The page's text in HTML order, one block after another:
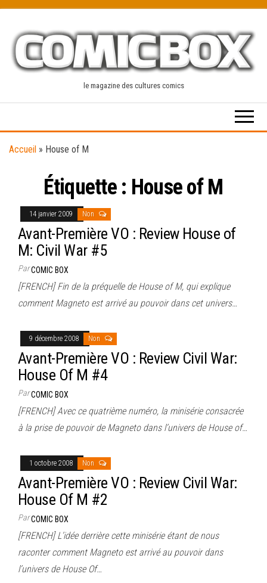
content
le magazine des cultures comics
Accueil » House of M
Étiquette : House of M
14 janvier 2009 Non
Avant-Première VO : Review House of
M: Civil War #5
ParCOMIC BOX
[FRENCH] Fin de la préquelle de House of M, qui explique
comment Magneto est arrivé au pouvoir dans cet univers…
9 décembre 2008 Non
Avant-Première VO : Review Civil War:
House Of M #4
ParCOMIC BOX
[FRENCH] Avec ce quatrième numéro, la minisérie consacrée
à la prise de pouvoir de Magneto dans l’univers de House of…
1 octobre 2008 Non
Avant-Première VO : Review Civil War:
House Of M #2
ParCOMIC BOX
[FRENCH] L’idée derrière cette minisérie étant de nous
raconter comment Magneto est arrivé au pouvoir dans
l’univers de House Of…